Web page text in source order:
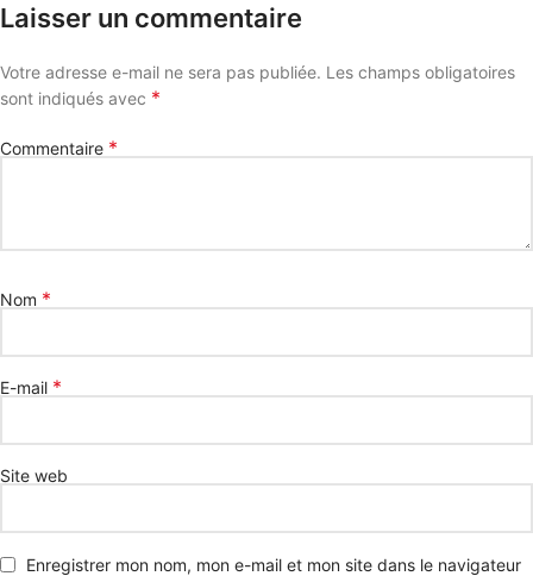
Laisser un commentaire
Votre adresse e-mail ne sera pas publiée. Les champs obligatoires
sont indiqués avec *
Commentaire *
Nom *
E-mail *
Site web
Enregistrer mon nom, mon e-mail et mon site dans le navigateur